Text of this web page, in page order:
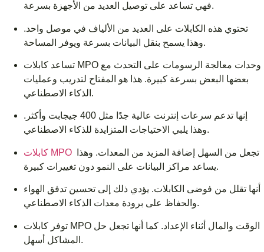
فهي تساعد على توصيل العديد من الأجهزة بسرعة.
تحتوي هذه الكابلات على العديد من الألياف في موصل واحد.
وهذا يسمح بنقل البيانات بسرعة ويوفر المساحة.
تساعد كابلات MPO وحدات معالجة الرسومات على التحدث مع
بعضها البعض بسرعة كبيرة. هذا هو المفتاح لتدريب وعمليات
الذكاء الاصطناعي.
إنها تدعم سرعات إنترنت عالية جدًا مثل 400 جيجابت وأكثر.
وهذا يلبي الاحتياجات المتزايدة للذكاء الاصطناعي.
كابلات MPO
يساعد مراكز البيانات على النمو دون تغييرات كبيرة.
أنها تقلل من فوضى الكابلات. يؤدي ذلك إلى تحسين تدفق الهواء
والحفاظ على برودة معدات الذكاء الاصطناعي.
توفر كابلات MPO الوقت والمال أثناء الإعداد. كما أنها تجعل حل
المشاكل أسهل.